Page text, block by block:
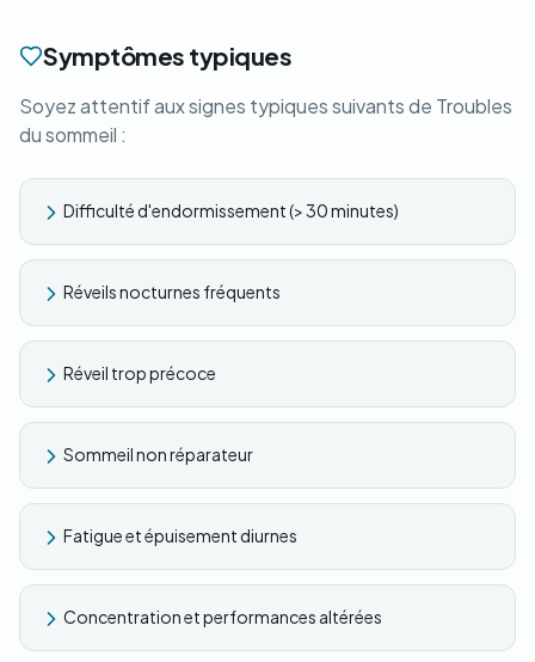
Symptômes typiques
Soyez attentif aux signes typiques suivants de Troubles
du sommeil :
Difficulté d'endormissement (> 30 minutes)
Réveils nocturnes fréquents
Réveil trop précoce
Sommeil non réparateur
Fatigue et épuisement diurnes
Concentration et performances altérées